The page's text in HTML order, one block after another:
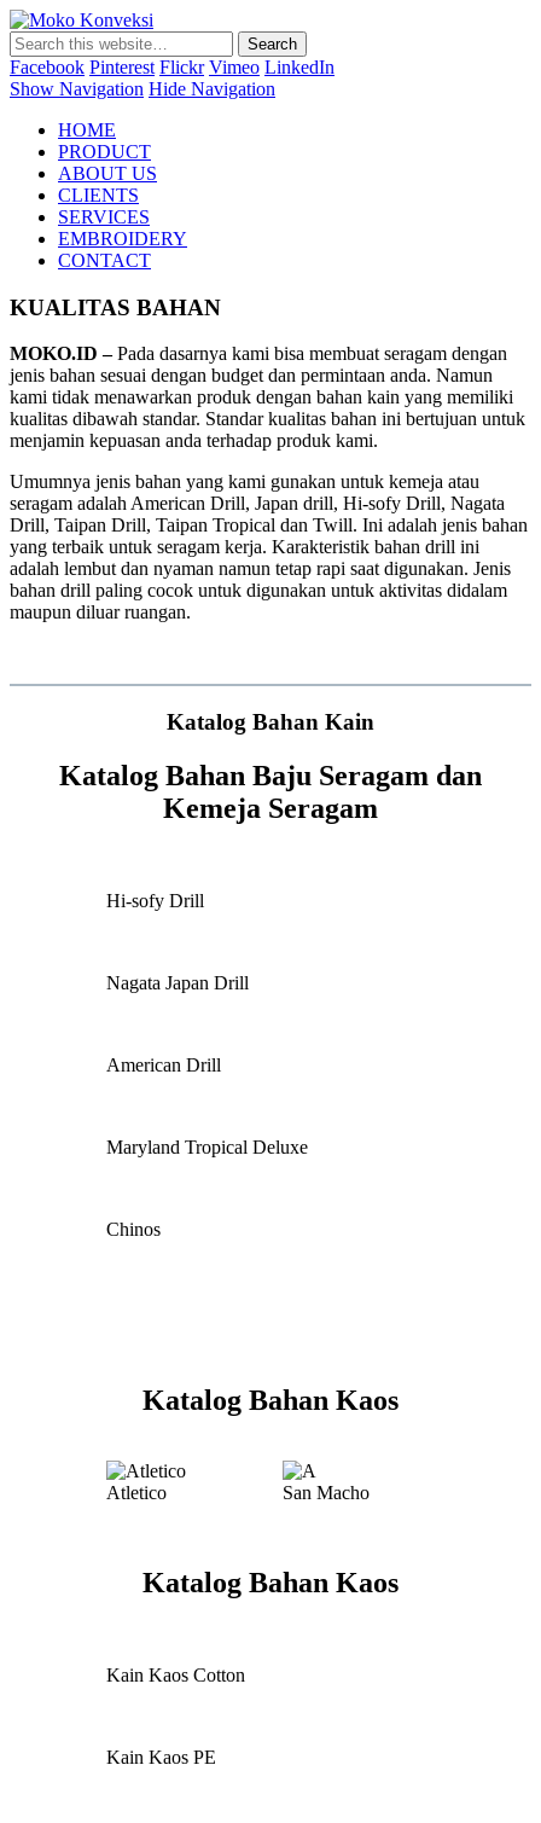
Jasa Bordir Komputer & Seragam Custom
Facebook Pinterest Flickr Vimeo LinkedIn
Show Navigation Hide Navigation
HOME
PRODUCT
ABOUT US
CLIENTS
SERVICES
EMBROIDERY
CONTACT
KUALITAS BAHAN
MOKO.ID –Pada dasarnya kami bisa membuat seragam dengan
jenis bahan sesuai dengan budget dan permintaan anda. Namun
kami tidak menawarkan produk dengan bahan kain yang memiliki
kualitas dibawah standar. Standar kualitas bahan ini bertujuan untuk
menjamin kepuasan anda terhadap produk kami.
Umumnya jenis bahan yang kami gunakan untuk kemeja atau
seragam adalah American Drill, Japan drill, Hi-sofy Drill, Nagata
Drill, Taipan Drill, Taipan Tropical dan Twill. Ini adalah jenis bahan
yang terbaik untuk seragam kerja. Karakteristik bahan drill ini
adalah lembut dan nyaman namun tetap rapi saat digunakan. Jenis
bahan drill paling cocok untuk digunakan untuk aktivitas didalam
maupun diluar ruangan.
Katalog Bahan Kain
Katalog Bahan Baju Seragam dan
Kemeja Seragam
Hi-sofy Drill
Nagata Japan Drill
American Drill
Maryland Tropical Deluxe
Chinos
Katalog Bahan Kaos
Atletico San Macho
Katalog Bahan Kaos
Kain Kaos Cotton
Kain Kaos PE